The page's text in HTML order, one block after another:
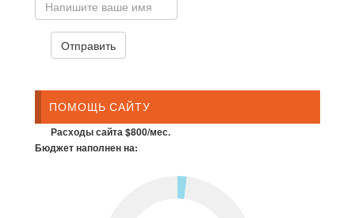
ПОМОЩЬ САЙТУ
Расходы сайта $800/мес.
Бюджет наполнен на: